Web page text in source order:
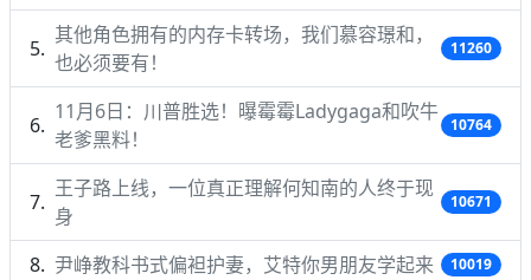
其他角色拥有的内存卡转场，我们慕容璟和，
也必须要有！
11260
11月6日：川普胜选！曝霉霉Ladygaga和吹牛
老爹黑料！
10764
王子路上线，一位真正理解何知南的人终于现
身
10671
尹峥教科书式偏袒护妻，艾特你男朋友学起来 10019